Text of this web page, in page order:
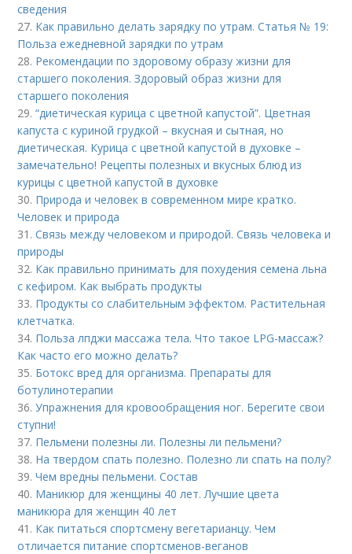
сведения
27. Как правильно делать зарядку по утрам. Статья № 19:
Польза ежедневной зарядки по утрам
28. Рекомендации по здоровому образу жизни для
старшего поколения. Здоровый образ жизни для
старшего поколения
29.“диетическая курица с цветной капустой”. Цветная
капуста с куриной грудкой – вкусная и сытная, но
диетическая. Курица с цветной капустой в духовке –
замечательно! Рецепты полезных и вкусных блюд из
курицы с цветной капустой в духовке
30. Природа и человек в современном мире кратко.
Человек и природа
31.Связь между человеком и природой. Связь человека и
природы
32. Как правильно принимать для похудения семена льна
с кефиром. Как выбрать продукты
33. Продукты со слабительным эффектом. Растительная
клетчатка.
34. Польза лпджи массажа тела. Что такое LPG-массаж?
Как часто его можно делать?
35. Ботокс вред для организма. Препараты для
ботулинотерапии
36.Упражнения для кровообращения ног. Берегите свои
ступни!
37. Пельмени полезны ли. Полезны ли пельмени?
38. На твердом спать полезно. Полезно ли спать на полу?
39.Чем вредны пельмени. Состав
40. Маникюр для женщины 40 лет. Лучшие цвета
маникюра для женщин 40 лет
41. Как питаться спортсмену вегетарианцу. Чем
отличается питание спортсменов-веганов